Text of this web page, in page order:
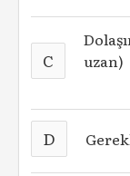
C
uzan)
D